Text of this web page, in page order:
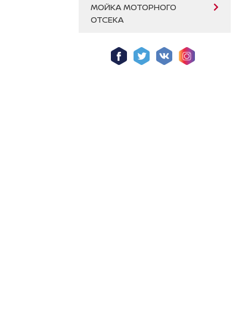
МОЙКА МОТОРНОГО
ОТСЕКА